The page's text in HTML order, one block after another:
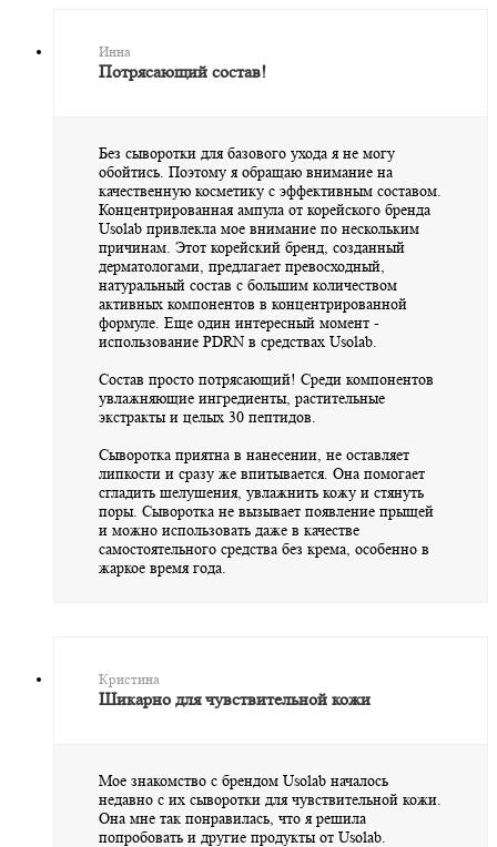
Инна
Потрясающий состав!
Без сыворотки для базового ухода я не могу
обойтись. Поэтому я обращаю внимание на
качественную косметику с эффективным составом.
Концентрированная ампула от корейского бренда
Usolab привлекла мое внимание по нескольким
причинам. Этот корейский бренд, созданный
дерматологами, предлагает превосходный,
натуральный состав с большим количеством
активных компонентов в концентрированной
формуле. Еще один интересный момент -
использование PDRN в средствах Usolab.
Состав просто потрясающий! Среди компонентов
увлажняющие ингредиенты, растительные
экстракты и целых 30 пептидов.
Сыворотка приятна в нанесении, не оставляет
липкости и сразу же впитывается. Она помогает
сгладить шелушения, увлажнить кожу и стянуть
поры. Сыворотка не вызывает появление прыщей
и можно использовать даже в качестве
самостоятельного средства без крема, особенно в
жаркое время года.
Кристина
Шикарно для чувствительной кожи
Мое знакомство с брендом Usolab началось
недавно с их сыворотки для чувствительной кожи.
Она мне так понравилась, что я решила
попробовать и другие продукты от Usolab.